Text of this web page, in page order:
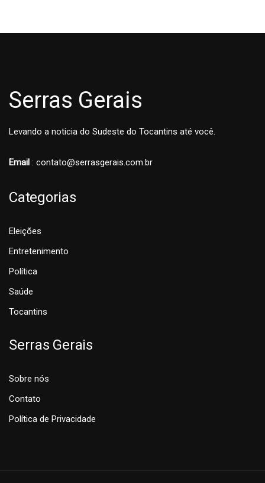
Serras Gerais
Levando a noticia do Sudeste do Tocantins até você.
Email : contato@serrasgerais.com.br
Categorias
Eleições
Entretenimento
Política
Saúde
Tocantins
Serras Gerais
Sobre nós
Contato
Política de Privacidade